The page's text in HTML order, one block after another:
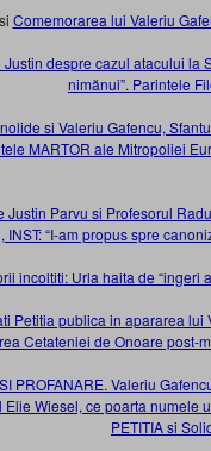
Comemorarea lui Valeriu
Justin despre cazul atacului la
nimănui”. Parintele
si Valeriu Gafencu,
MARTOR ale Mitropoliei
Justin Parvu si Profesorul
INST: “I-am propus spre
incoltiti: Urla haita de
Petitia publica in apararea lui
Cetateniei de Onoare post-
PROFANARE. Valeriu
Elie Wiesel, ce poarta numele
PETITIA si